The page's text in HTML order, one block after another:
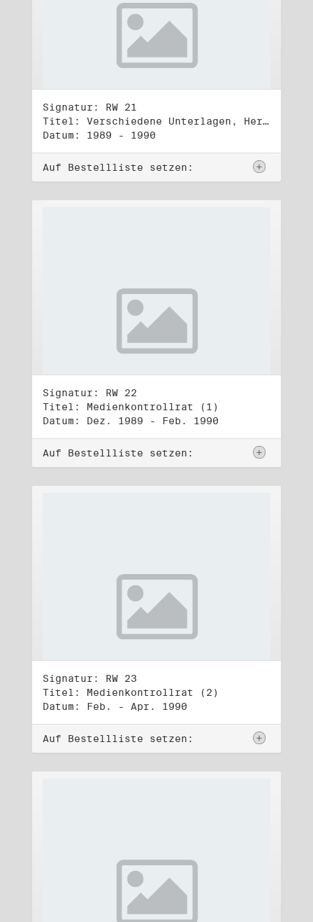
Signatur: RW 21
Titel: Verschiedene Unterlagen, Herbst 1989 bis Herbst 1990
Datum: 1989 - 1990
Auf Bestellliste setzen:
Signatur: RW 22
Titel: Medienkontrollrat (1)
Datum: Dez. 1989 - Feb. 1990
Auf Bestellliste setzen:
Signatur: RW 23
Titel: Medienkontrollrat (2)
Datum: Feb. - Apr. 1990
Auf Bestellliste setzen: